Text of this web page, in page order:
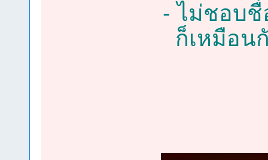
- ไม่ชอบชื่
ก็เหมือน